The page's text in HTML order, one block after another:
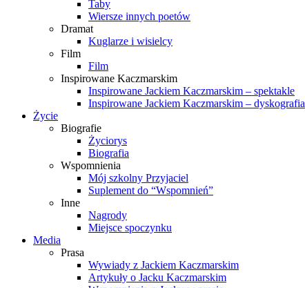
Taby
Wiersze innych poetów
Dramat
Kuglarze i wisielcy
Film
Film
Inspirowane Kaczmarskim
Inspirowane Jackiem Kaczmarskim – spektakle
Inspirowane Jackiem Kaczmarskim – dyskografia
Życie
Biografie
Życiorys
Biografia
Wspomnienia
Mój szkolny Przyjaciel
Suplement do “Wspomnień”
Inne
Nagrody
Miejsce spoczynku
Media
Prasa
Wywiady z Jackiem Kaczmarskim
Artykuły o Jacku Kaczmarskim